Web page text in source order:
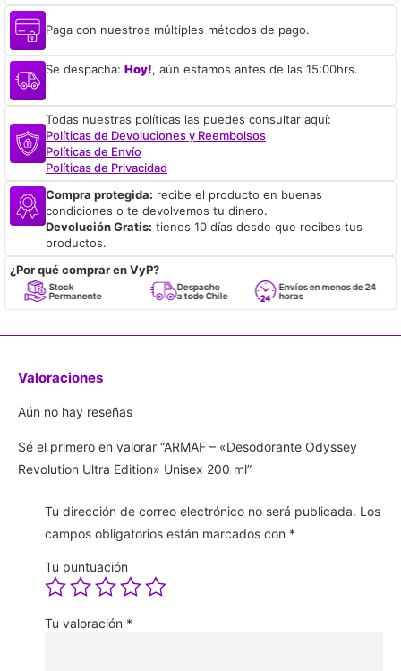
Paga con nuestros múltiples métodos de pago.
Se despacha: Hoy!, aún estamos antes de las 15:00hrs.
Todas nuestras políticas las puedes consultar aquí:
Políticas de Devoluciones y Reembolsos
Políticas de Envío
Políticas de Privacidad
Compra protegida: recibe el producto en buenas
condiciones o te devolvemos tu dinero.
Devolución Gratis: tienes 10 días desde que recibes tus
productos.
¿Por qué comprar en VyP?
Stock
Permanente
Despacho
a todo Chile
Envíos en menos de 24
horas
Valoraciones
Aún no hay reseñas
Sé el primero en valorar “ARMAF – «Desodorante Odyssey
Revolution Ultra Edition» Unisex 200 ml”
Tu dirección de correo electrónico no será publicada. Los
campos obligatorios están marcados con *
Tu puntuación
Tu valoración *